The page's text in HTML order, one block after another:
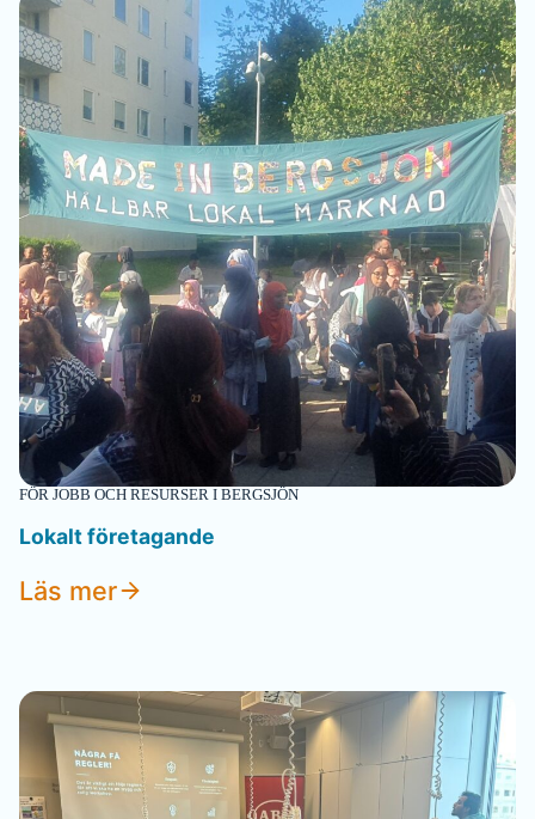
FÖR JOBB OCH RESURSER I BERGSJÖN
Lokalt företagande
Läs mer